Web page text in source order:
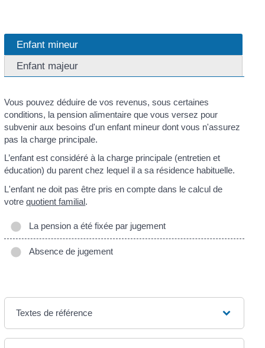
Enfant mineur
Enfant majeur
Vous pouvez déduire de vos revenus, sous certaines
conditions, la pension alimentaire que vous versez pour
subvenir aux besoins d'un enfant mineur dont vous n'assurez
pas la charge principale.
L’enfant est considéré à la charge principale (entretien et
éducation) du parent chez lequel il a sa résidence habituelle.
L'enfant ne doit pas être pris en compte dans le calcul de
votrequotient familial.
La pension a été fixée par jugement
Absence de jugement
Textes de référence